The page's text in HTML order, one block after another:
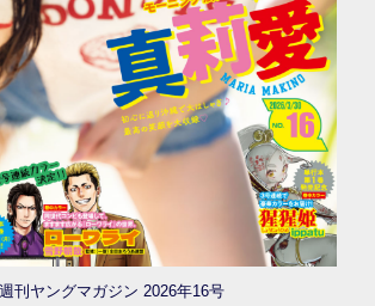
週刊ヤングマガジン 2026年16号